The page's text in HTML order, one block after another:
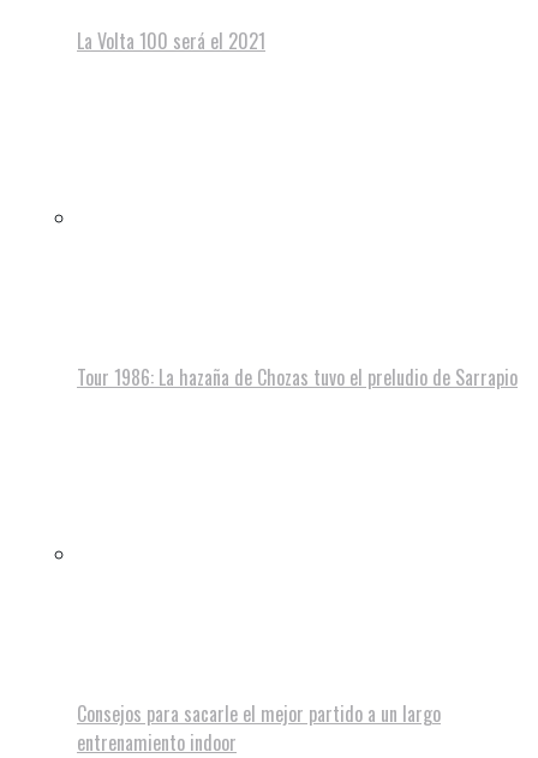
La Volta 100 será el 2021
Tour 1986: La hazaña de Chozas tuvo el preludio de Sarrapio
Consejos para sacarle el mejor partido a un largo
entrenamiento indoor